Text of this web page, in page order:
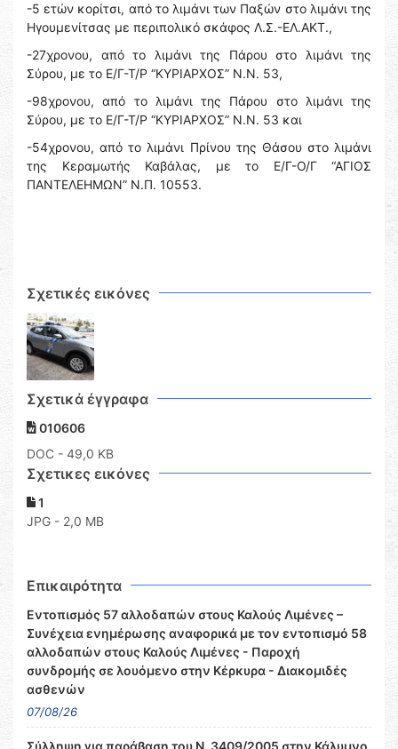
-5 ετών κορίτσι, από το λιμάνι των Παξών στο λιμάνι της
Ηγουμενίτσας με περιπολικό σκάφος Λ.Σ.-ΕΛ.ΑΚΤ.,
-27χρονου, από το λιμάνι της Πάρου στο λιμάνι της
Σύρου, με το Ε/Γ-Τ/Ρ “ΚΥΡΙΑΡΧΟΣ” Ν.Ν. 53,
-98χρονου, από το λιμάνι της Πάρου στο λιμάνι της
Σύρου, με το Ε/Γ-Τ/Ρ “ΚΥΡΙΑΡΧΟΣ” Ν.Ν. 53 και
-54χρονου, από το λιμάνι Πρίνου της Θάσου στο λιμάνι
της Κεραμωτής Καβάλας, με το Ε/Γ-Ο/Γ “ΑΓΙΟΣ
ΠΑΝΤΕΛΕΗΜΩΝ” Ν.Π. 10553.
Σχετικές εικόνες
Σχετικά έγγραφα
010606
DOC - 49,0 KB
Σχετικες εικόνες
1
JPG - 2,0 MB
Επικαιρότητα
Εντοπισμός 57 αλλοδαπών στους Καλούς Λιμένες –
Συνέχεια ενημέρωσης αναφορικά με τον εντοπισμό 58
αλλοδαπών στους Καλούς Λιμένες - Παροχή
συνδρομής σε λουόμενο στην Κέρκυρα - Διακομιδές
ασθενών
07/08/26